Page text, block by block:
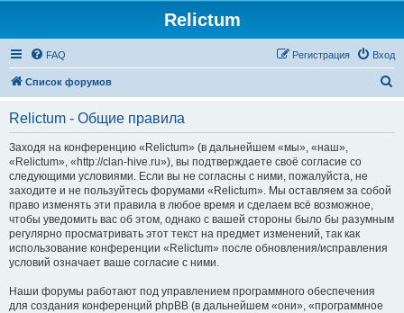
Relictum
FAQ Вход
Регистрация
Список форумов
Relictum - Общие правила
Заходя на конференцию «Relictum» (в дальнейшем «мы», «наш»,
«Relictum», «http://clan-hive.ru»), вы подтверждаете своё согласие со
следующими условиями. Если вы не согласны с ними, пожалуйста, не
заходите и не пользуйтесь форумами «Relictum». Мы оставляем за собой
право изменять эти правила в любое время и сделаем всё возможное,
чтобы уведомить вас об этом, однако с вашей стороны было бы разумным
регулярно просматривать этот текст на предмет изменений, так как
использование конференции «Relictum» после обновления/исправления
условий означает ваше согласие с ними.
Наши форумы работают под управлением программного обеспечения
для создания конференций phpBB (в дальнейшем «они», «программное